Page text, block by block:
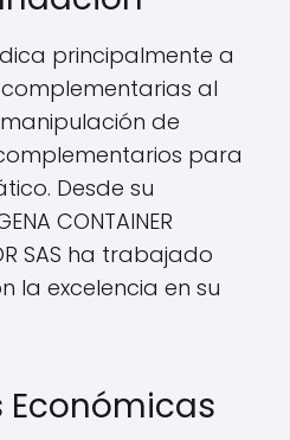
principalmente a
al
de
para
Desde su
CONTAINER
SAS ha trabajado
la excelencia en su